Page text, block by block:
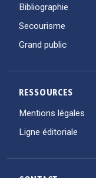
Bibliographie
Secourisme
Grand public
RESSOURCES
Mentions légales
Ligne éditoriale